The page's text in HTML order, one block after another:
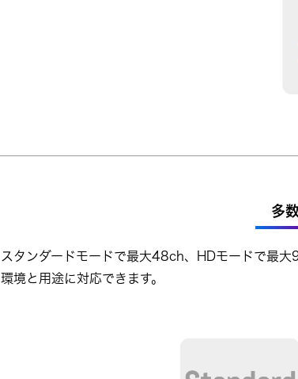
多
スタンダードモードで最大48ch、HDモードで最
環境と用途に対応できます。